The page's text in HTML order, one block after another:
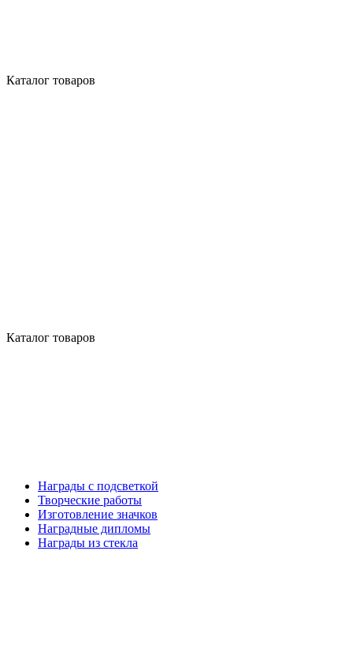
Каталог товаров
Каталог товаров
Награды с подсветкой
Творческие работы
Изготовление значков
Наградные дипломы
Награды из стекла